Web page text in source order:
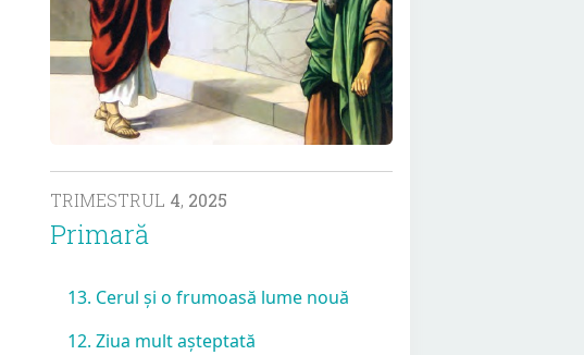
TRIMESTRUL 4, 2025
Primară
13. Cerul și o frumoasă lume nouă
12. Ziua mult așteptată